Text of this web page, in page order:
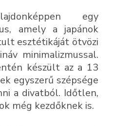
egy
amely a japánok
esztétikáját ötvözi
minimalizmussal.
készült az a 13
egyszerű szépsége
a divatból. Időtlen,
még kezdőknek is.